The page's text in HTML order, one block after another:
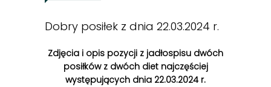
Dobry posiłek z dnia 22.03.2024 r.
Zdjęcia i opis pozycji z jadłospisu dwóch
posiłków z dwóch diet najczęściej
występujących dnia 22.03.2024 r.